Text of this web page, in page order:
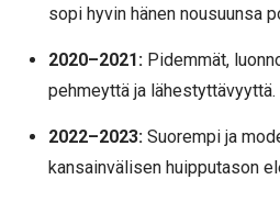
sopi hyvin hänen nousuunsa
2020–2021:Pidemmät,
pehmeyttä ja lähestyttävyyttä.
2022–2023:Suorempi ja
kansainvälisen huipputason